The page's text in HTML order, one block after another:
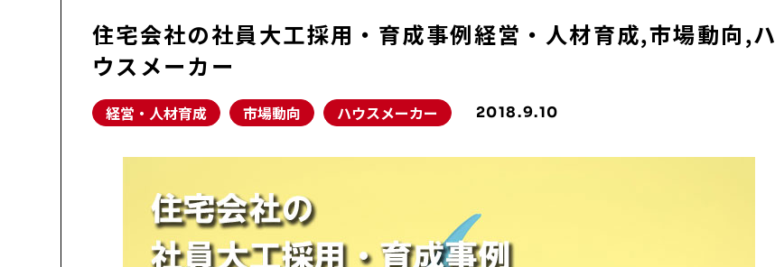
住宅会社の社員大工採用・育成事例経営・人材育成,市場動向,ハ
ウスメーカー
経営・人材育成 市場動向 ハウスメーカー 2018.9.10